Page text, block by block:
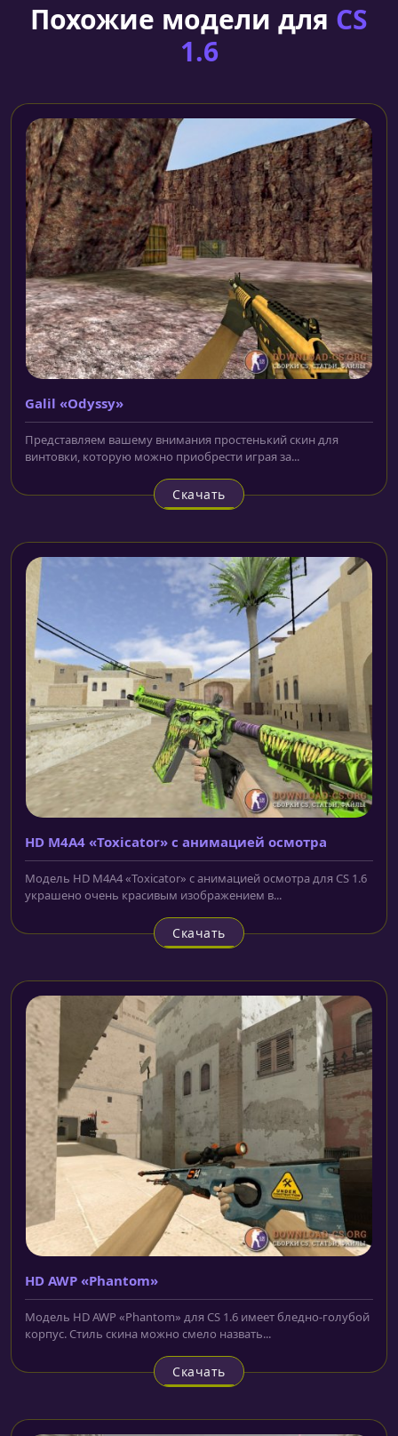
Похожие модели для CS
1.6
Galil «Odyssy»
Представляем вашему внимания простенький скин для
винтовки, которую можно приобрести играя за...
Скачать
HD M4A4 «Toxicator» с анимацией осмотра
Модель HD M4A4 «Toxicator» с анимацией осмотра для CS 1.6
украшено очень красивым изображением в...
Скачать
HD AWP «Phantom»
Модель HD AWP «Phantom» для CS 1.6 имеет бледно-голубой
корпус. Стиль скина можно смело назвать...
Скачать